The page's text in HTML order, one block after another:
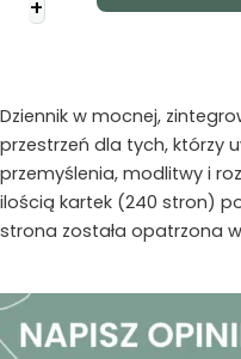
Lux
Piękna
+
Dziennik w mocnej,
przestrzeń dla tych, którzy
przemyślenia, modlitwy i
ilością kartek (240 stron)
strona została opatrzona